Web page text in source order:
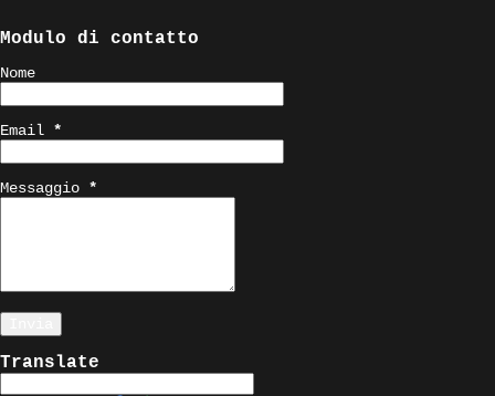
Modulo di contatto
Nome
Email *
Messaggio *
Translate